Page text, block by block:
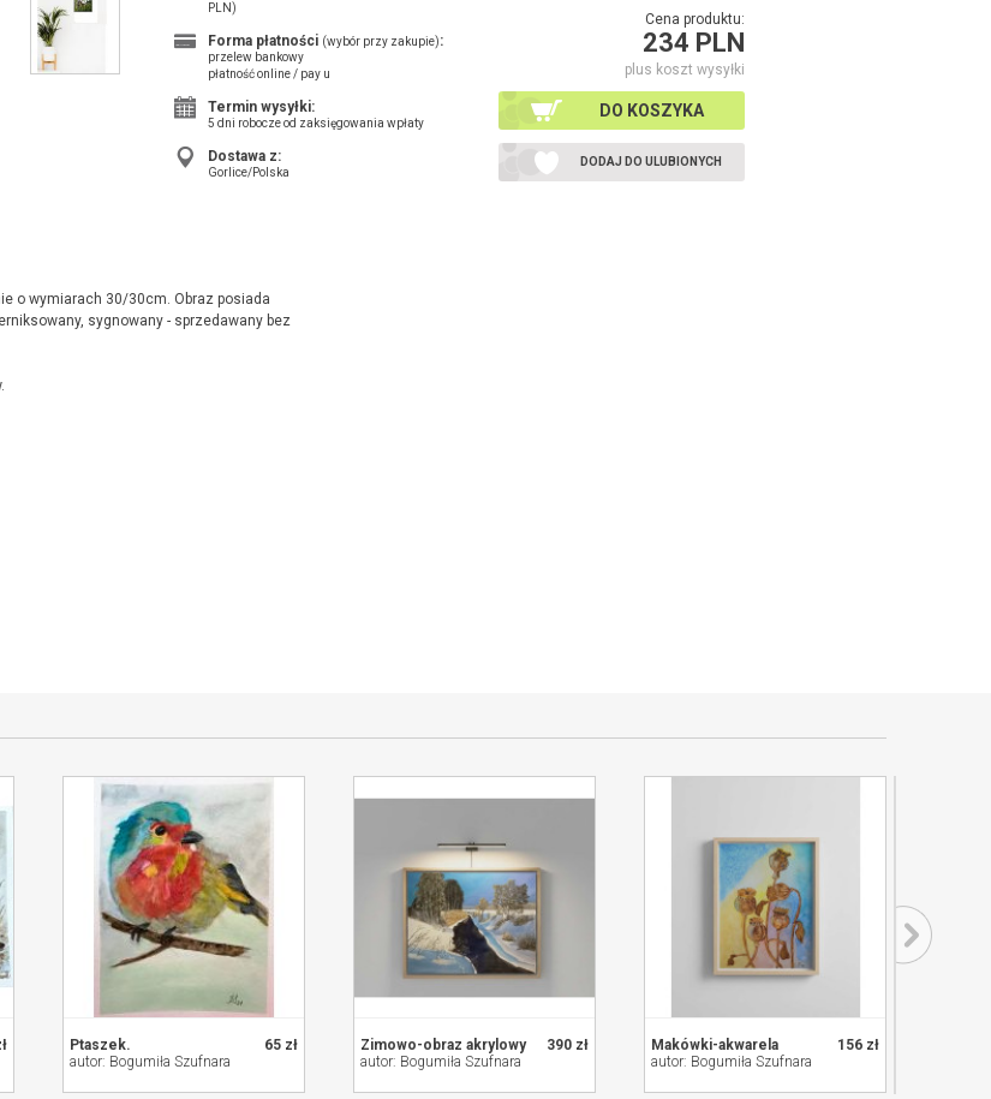
Cena produktu:
234 PLN
plus koszt wysyłki
DO KOSZYKA
DODAJ DO ULUBIONYCH
PLN)
Forma płatności (wybór przy zakupie):
przelew bankowy
płatność online / pay u
Termin wysyłki:
5 dni robocze od zaksięgowania wpłaty
Dostawa z:
Gorlice/Polska
o wymiarach 30/30cm. Obraz posiada
sygnowany - sprzedawany bez
65 zł
Ptaszek.
autor: Bogumiła Szufnara
390 zł
Zimowo-obraz akrylowy
autor: Bogumiła Szufnara
156 zł
Makówki-akwarela
autor: Bogumiła Szufnara